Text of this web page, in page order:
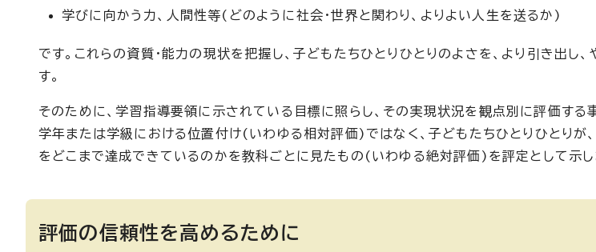
学びに向かう力、人間性等(どのように社会・世界と関わり、よりよい人生を送るか)
です。これらの資質・能力の現状を把握し、子どもたちひとりひとりのよさを、より引き出し
す。
そのために、学習指導要領に示されている目標に照らし、その実現状況を観点別に評価する
学年または学級における位置付け(いわゆる相対評価)ではなく、子どもたちひとりひとりが
をどこまで達成できているのかを教科ごとに見たもの(いわゆる絶対評価)を評定として示し
評価の信頼性を高めるために